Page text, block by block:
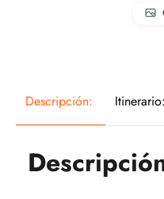
Descripción: Itinerario: